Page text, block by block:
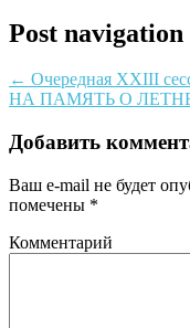
Post navigation
← Очередная XXIII
НА ПАМЯТЬ О
Добавить
Ваш e-mail не будет
помечены *
Комментарий